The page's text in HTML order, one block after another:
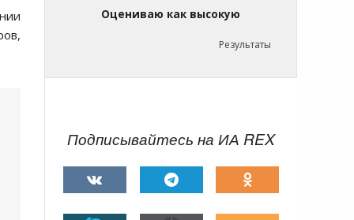
Оцениваю как высокую
Результаты
Подписывайтесь на ИА REX